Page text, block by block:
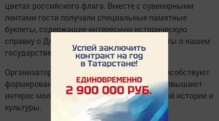
цветах российского флага. Вместе с сувенирными
лентами гости получали специальные памятные
буклеты, содержащие интересную историческую
справку о Дне России и увлекательные факты о нашем
государстве.
Организаторы уверены, что такие акции способствуют
формированию гражданского сознания и повышают
интерес молодежи к изучению отечественной истории и
культуры.